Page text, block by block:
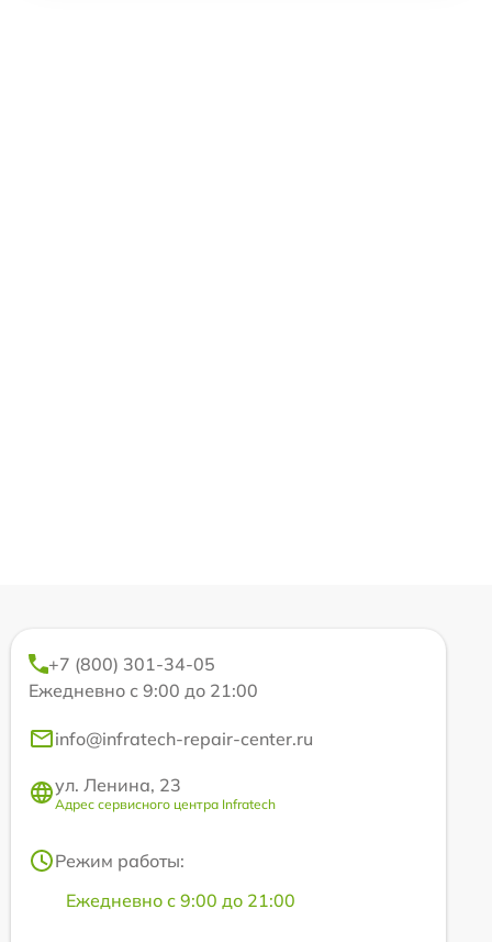
+7 (800) 301-34-05
Ежедневно с 9:00 до 21:00
info@infratech-repair-center.ru
ул. Ленина, 23
Адрес сервисного центра Infratech
Режим работы:
Ежедневно с 9:00 до 21:00